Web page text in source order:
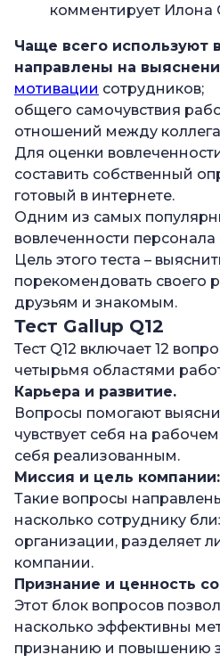
комментирует Илона
Чаще всего используют
направлены на
мотивации сотрудников;
общего самочувствия
отношений между
Для оценки
составить собственный
готовый в интернете.
Одним из самых
вовлеченности персонала
Цель этого теста –
порекомендовать своего
друзьям и знакомым.
Тест Gallup Q12
Тест Q12 включает 12
четырьмя областями
Карьера и развитие.
Вопросы помогают
чувствует себя на
себя реализованным.
Миссия и цель компании:
Такие вопросы
насколько сотруднику
организации, разделяет
компании.
Признание и ценность
Этот блок вопросов
насколько эффективны
признанию и повышению